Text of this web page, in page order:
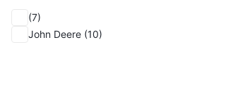
(7)
John Deere (10)